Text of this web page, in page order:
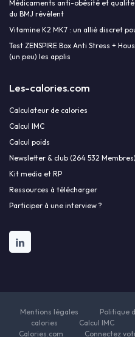
Médicaments anti-obésité et qualité
du BMJ révèlent
Vitamine K2 MK7 : un allié discret
Test ZENSPIRE Box Anti Stress +
(un peu) les applis
Les-calories.com
Calculateur de calories
Calcul IMC
Calcul poids
Newsletter & club (264 532 Membres)
Kit media et RP
Ressources à télécharger
Participer à une interview ?
Mentions légales Politique
calories
Calcul IMC
Calories.com
Connectez